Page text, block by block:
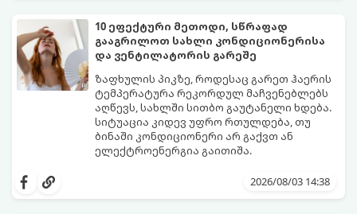
10 ეფექტური მეთოდი, სწრაფად
გააგრილოთ სახლი კონდიციონერისა
და ვენტილატორის გარეშე
ზაფხულის პიკზე, როდესაც გარეთ ჰაერის
ტემპერატურა რეკორდულ მაჩვენებლებს
აღწევს, სახლში სითბო გაუტანელი ხდება.
სიტუაცია კიდევ უფრო რთულდება, თუ
ბინაში კონდიციონერი არ გაქვთ ან
ელექტროენერგია გაითიშა.
კანონები და გამოცდილი ყოფითი ხრიკები,
2026/08/03 14:38